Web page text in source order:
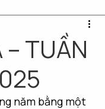
– TUẦN
năm bằng một